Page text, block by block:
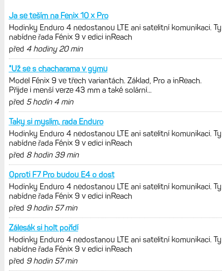
Live Activity konečně i pro outdoorové
sporty. Mobil už umí zrcadlit data
cyklistiky, běhu i chůze
Zkušenosti po roce: Fénixy 8 Pro jsou
jedním slovem parádní, těžko něco
vytknout. Ale ta nositelnost
Zaměření zátěže: Hodnotí, zda je váš
trénink produktivní a jestli se nachází
v optimálních oblastech
Garmin poprvé překonal hranici
300 dolarů. Cena akcií za devět
měsíců výrazně vzrostla